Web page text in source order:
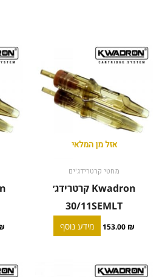
אזל מן המלאי
מחטי קרטרידג'ים
Kwadron קרטרידג׳
30/11SEMLT
153.00 ₪ מידע נוסף